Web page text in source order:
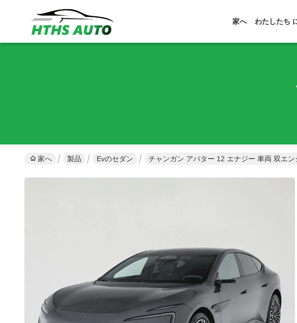
家へ わたしたち
家へ 製品 Evのセダン チャンガン アバター 12 エナジー 車両 双エ